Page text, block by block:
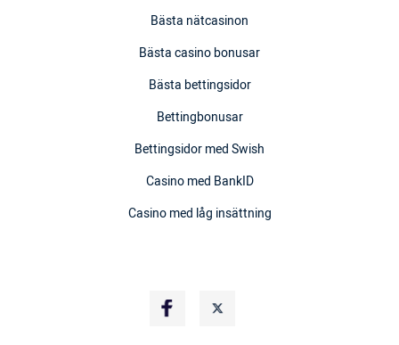
Bästa nätcasinon
Bästa casino bonusar
Bästa bettingsidor
Bettingbonusar
Bettingsidor med Swish
Casino med BankID
Casino med låg insättning